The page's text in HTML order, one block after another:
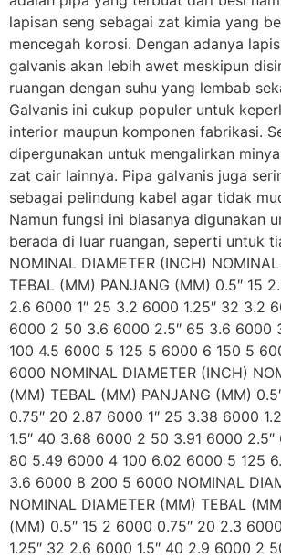
lapisan seng sebagai zat kimia yang
mencegah korosi. Dengan adanya
galvanis akan lebih awet meskipun
ruangan dengan suhu yang lembab
Galvanis ini cukup populer untuk
interior maupun komponen fabrikasi.
dipergunakan untuk mengalirkan
zat cair lainnya. Pipa galvanis juga
sebagai pelindung kabel agar tidak
Namun fungsi ini biasanya digunakan
berada di luar ruangan, seperti untuk
NOMINAL DIAMETER (INCH)
TEBAL (MM) PANJANG (MM) 0.5″ 15
2.6 6000 1″ 25 3.2 6000 1.25″ 32 3.2
6000 2 50 3.6 6000 2.5″ 65 3.6 6000
100 4.5 6000 5 125 5 6000 6 150 5
6000 NOMINAL DIAMETER (INCH)
(MM) TEBAL (MM) PANJANG (MM)
0.75″ 20 2.87 6000 1″ 25 3.38 6000
1.5″ 40 3.68 6000 2 50 3.91 6000
80 5.49 6000 4 100 6.02 6000 5 125
3.6 6000 8 200 5 6000 NOMINAL
NOMINAL DIAMETER (MM) TEBAL
(MM) 0.5″ 15 2 6000 0.75″ 20 2.3
1.25″ 32 2.6 6000 1.5″ 40 2.9 6000 2